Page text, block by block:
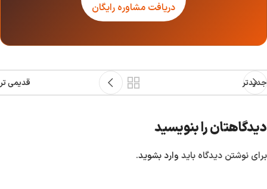
دریافت مشاوره رایگان
جدیدتر قدیمی تر
دیدگاهتان را بنویسید
برای نوشتن دیدگاه باید وارد بشوید.